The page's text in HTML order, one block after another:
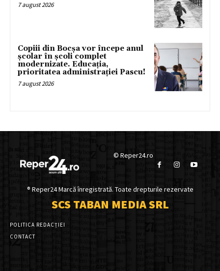
7 august 2026
Copiii din Bocșa vor începe anul
școlar în școli complet
modernizate. Educația,
prioritatea administrației Pascu!
7 august 2026
© Reper24.ro
® Reper24 Marcă înregistrată. Toate drepturile rezervate
SCS TABAN MEDIA SRL
POLITICA REDACȚIEI
CONTACT